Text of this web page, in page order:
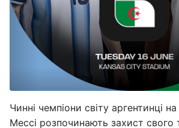
Чинні чемпіони світу аргентинці
Мессі розпочинають захист свого